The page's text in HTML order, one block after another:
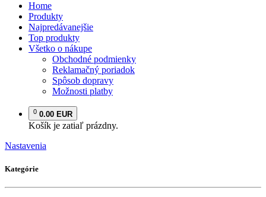
Home
Produkty
Najpredávanejšie
Top produkty
Všetko o nákupe
Obchodné podmienky
Reklamačný poriadok
Spôsob dopravy
Možnosti platby
0 0.00 EUR
Košík je zatiaľ prázdny.
Nastavenia
Kategórie